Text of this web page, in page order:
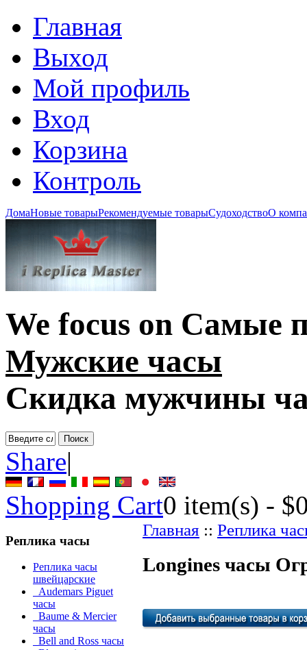
Главная
Выход
Мой профиль
Вход
Корзина
Контроль
ДомаНовые товарыРекомендуемые товарыСудоходствоО
We focus on Самые
Мужские часы
Скидка мужчины
Share|
Shopping Cart0 item(s) -
Реплика часы
Реплика часы
швейцарские
Audemars Piguet
часы
Baume & Mercier
часы
Bell and Ross часы
Главная :: Реплика
Longines часы